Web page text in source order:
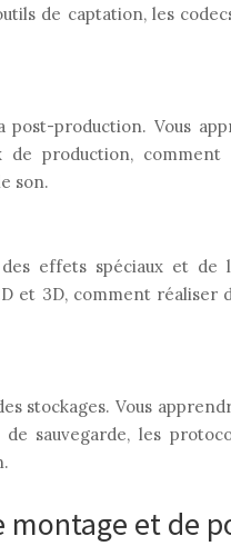
de captation, les
production. Vous
production, comment
son.
effets spéciaux et de
et 3D, comment réaliser
stockages. Vous
sauvegarde, les
montage et de